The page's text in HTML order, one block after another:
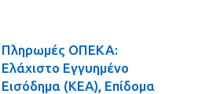
Πληρωμές ΟΠΕΚΑ:
Ελάχιστο Εγγυημένο
Εισόδημα (ΚΕΑ), Επίδομα